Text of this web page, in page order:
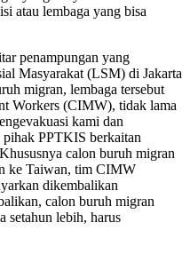
atau lembaga yang bisa
penampungan yang
Masyarakat (LSM) di Jakarta
migran, lembaga tersebut
Workers (CIMW), tidak lama
kami dan
pihak PPTKIS berkaitan
calon buruh migran
ke Taiwan, tim CIMW
dikembalikan
calon buruh migran
setahun lebih, harus